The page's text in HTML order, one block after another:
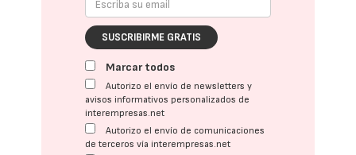
SUSCRIBIRME GRATIS
Marcar todos
Autorizo el envío de newsletters y
avisos informativos personalizados de
interempresas.net
Autorizo el envío de comunicaciones
de terceros vía interempresas.net